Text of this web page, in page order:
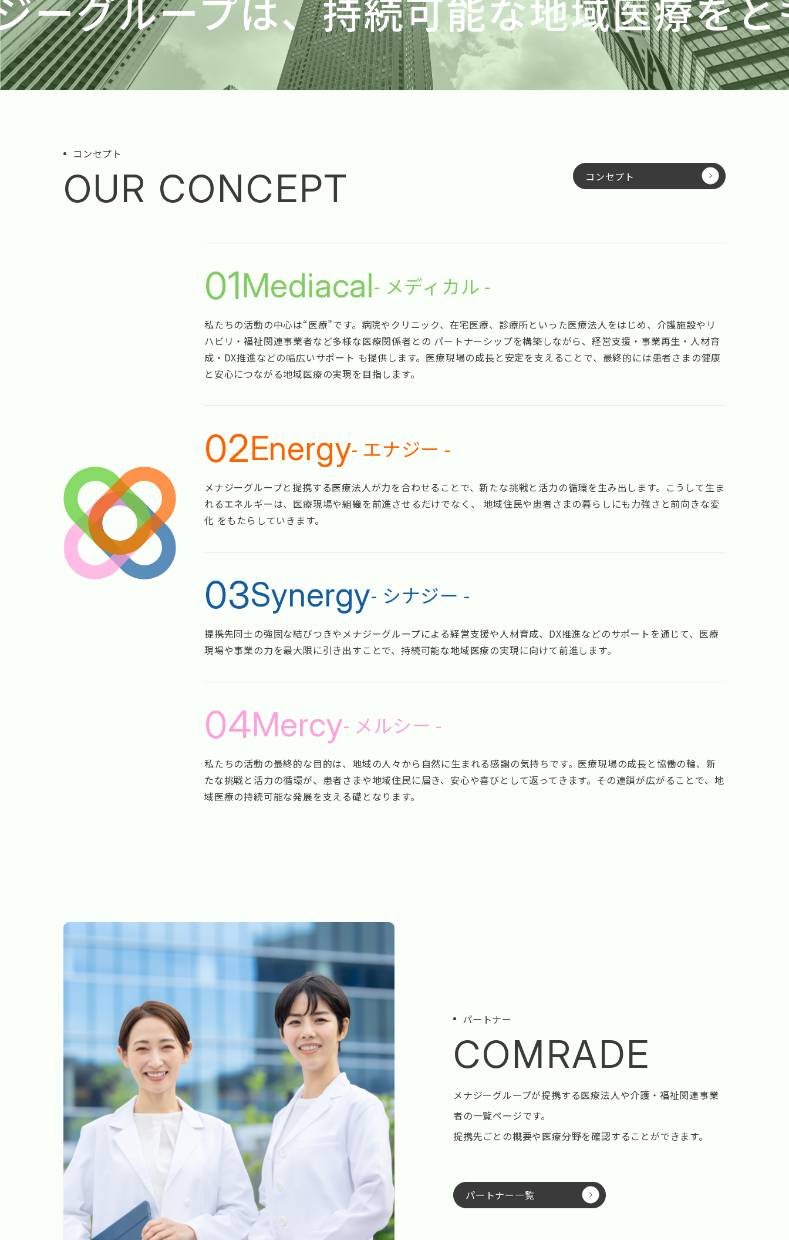
コンセプト
OUR CONCEPT
01Mediacal- メディカル -
私たちの活動の中心は“医療”です。病院やクリニック、在宅医療、診療所といった医療法人をはじめ、介護施設やリ
ハビリ・福祉関連事業者など多様な医療関係者との パートナーシップを構築しながら、経営支援・事業再生・人材育
成・DX推進などの幅広いサポート も提供します。医療現場の成長と安定を支えることで、最終的には患者さまの健康
と安心につながる地域医療の実現を目指します。
02Energy- エナジー -
メナジーグループと提携する医療法人が力を合わせることで、新たな挑戦と活力の循環を生み出します。こうして生ま
れるエネルギーは、医療現場や組織を前進させるだけでなく、 地域住民や患者さまの暮らしにも力強さと前向きな変
化 をもたらしていきます。
03Synergy- シナジー -
提携先同士の強固な結びつきやメナジーグループによる経営支援や人材育成、DX推進などのサポートを通じて、医療
現場や事業の力を最大限に引き出すことで、持続可能な地域医療の実現に向けて前進します。
04Mercy- メルシー -
私たちの活動の最終的な目的は、地域の人々から自然に生まれる感謝の気持ちです。医療現場の成長と協働の輪、新
たな挑戦と活力の循環が、患者さまや地域住民に届き、安心や喜びとして返ってきます。その連鎖が広がることで、地
域医療の持続可能な発展を支える礎となります。
コンセプト
パートナー
COMRADE
メナジーグループが提携する医療法人や介護・福祉関連事業
者の一覧ページです。
提携先ごとの概要や医療分野を確認することができます。
パートナー一覧